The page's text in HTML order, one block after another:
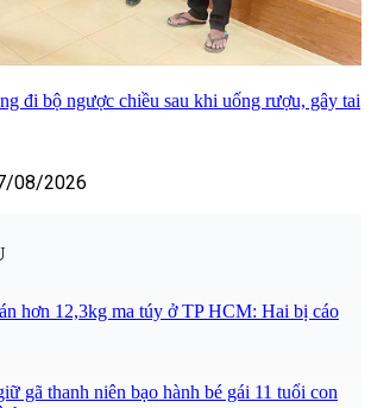
đi bộ ngược chiều sau khi uống rượu, gây tai
08/2026
hơn 12,3kg ma túy ở TP HCM: Hai bị cáo
gã thanh niên bạo hành bé gái 11 tuổi con